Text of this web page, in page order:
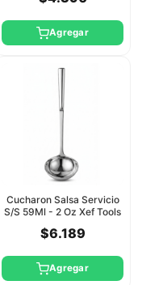
Agregar
Cucharon Salsa Servicio
S/S 59Ml - 2 Oz Xef Tools
$6.189
Agregar